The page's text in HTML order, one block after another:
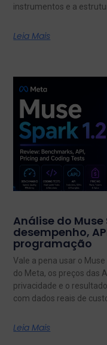
instrumentos e a
Leia Mais
Análise do Muse
desempenho,
programação
Vale a pena usar o
do Meta, os preços das
privacidade e o
com dados reais de
Leia Mais